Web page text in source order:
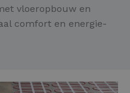
vloeropbouw en
comfort en energie-